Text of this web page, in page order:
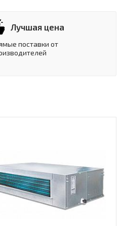
Лучшая цена
поставки от